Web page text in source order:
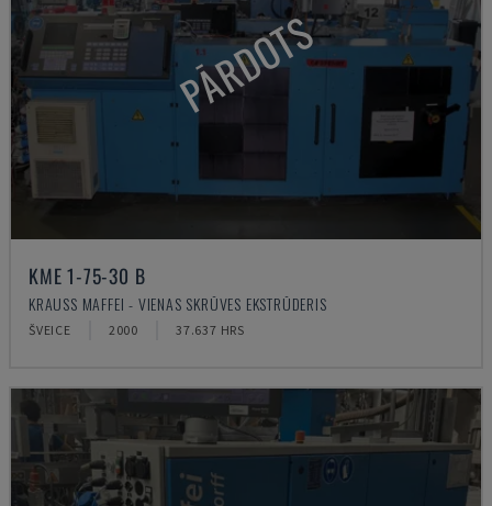
PĀRDOTS
KME 1-75-30 B
KRAUSS MAFFEI - VIENAS SKRŪVES EKSTRŪDERIS
ŠVEICE 2000 37.637 HRS